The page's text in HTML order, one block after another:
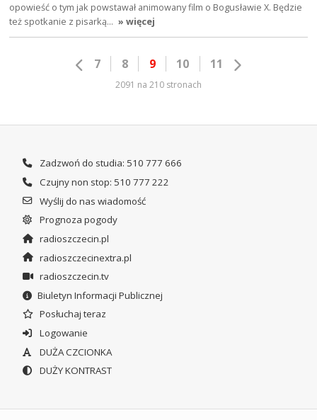
opowieść o tym jak powstawał animowany film o Bogusławie X. Będzie
też spotkanie z pisarką… » więcej
7 8 9 10 11
2091 na 210 stronach
Zadzwoń do studia: 510 777 666
Czujny non stop: 510 777 222
Wyślij do nas wiadomość
Prognoza pogody
radioszczecin.pl
radioszczecinextra.pl
radioszczecin.tv
Biuletyn Informacji Publicznej
Posłuchaj teraz
Logowanie
DUŻA CZCIONKA
DUŻY KONTRAST